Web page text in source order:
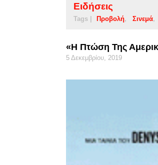
Ειδήσεις
Tags | Προβολή Σινεμά
«Η Πτώση Της
5 Δεκεμβρίου, 2019